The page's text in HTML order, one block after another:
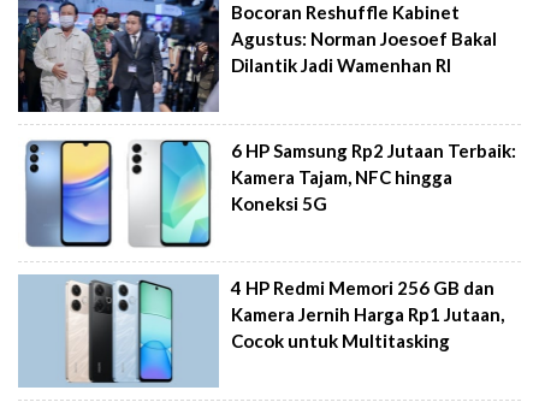
Bocoran Reshuffle Kabinet
Agustus: Norman Joesoef Bakal
Dilantik Jadi Wamenhan RI
6 HP Samsung Rp2 Jutaan Terbaik:
Kamera Tajam, NFC hingga
Koneksi 5G
4 HP Redmi Memori 256 GB dan
Kamera Jernih Harga Rp1 Jutaan,
Cocok untuk Multitasking